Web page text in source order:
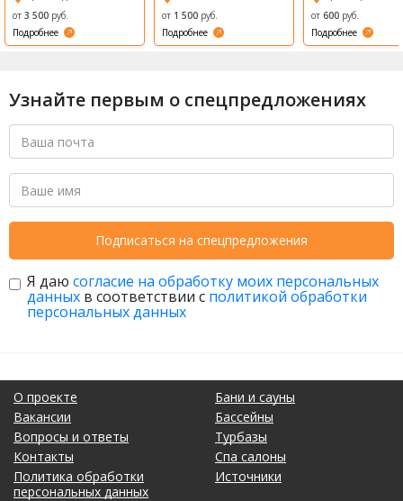
от 3 500 руб.
Подробнее
от 1 500 руб.
Подробнее
Возрождени
е (Revival)
от 600 руб.
Подробнее
Узнайте первым о спецпредложениях
Подписаться на спецпредложения
Я даю согласие на обработку моих персональных
данных в соответствии с политикой обработки
персональных данных
О проекте
Вакансии
Вопросы и ответы
Контакты
Политика обработки
персональных данных
Бани и сауны
Бассейны
Турбазы
Спа салоны
Источники